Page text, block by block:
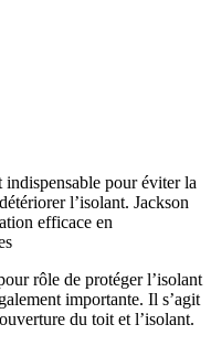
indispensable pour éviter la
l’isolant. Jackson
efficace en
rôle de protéger l’isolant
importante. Il s’agit
du toit et l’isolant.